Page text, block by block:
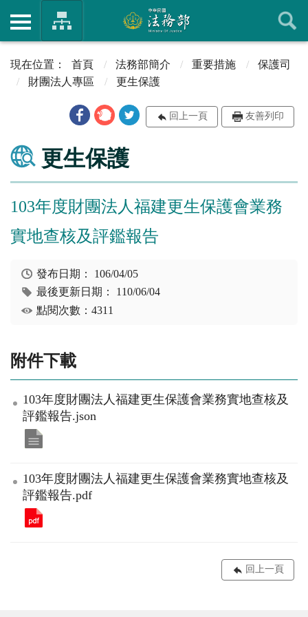
首頁 法務部簡介 重要措施
保護司
財團法人專區
更生保護
回上一頁 友善列印
更生保護
103年度財團法人福建更生保護會業務
實地查核及評鑑報告
發布日期： 106/04/05
最後更新日期： 110/06/04
點閱次數：4311
附件下載
103年度財團法人福建更生保護會業務實地查核及
評鑑報告.json
103年度財團法人福建更生保護會業務實地查核及
評鑑報告.pdf
回上一頁